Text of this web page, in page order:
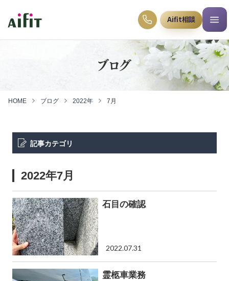
Aifit相談
ブログ
HOME ブログ 2022年 7月
記事カテゴリ
2022年7月
石目の確認
2022.07.31
霊柩車業務